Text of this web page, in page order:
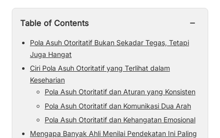
Table of Contents −
Pola Asuh Otoritatif Bukan Sekadar Tegas, Tetapi
Juga Hangat
Ciri Pola Asuh Otoritatif yang Terlihat dalam
Keseharian
Pola Asuh Otoritatif dan Aturan yang Konsisten
Pola Asuh Otoritatif dan Komunikasi Dua Arah
Pola Asuh Otoritatif dan Kehangatan Emosional
Mengapa Banyak Ahli Menilai Pendekatan Ini Paling